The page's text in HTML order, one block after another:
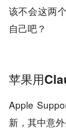
该不会这两
自己吧？
苹果用
Apple
新，其中意